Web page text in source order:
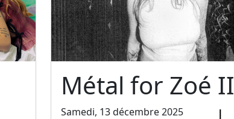
Métal for Zoé II
Samedi, 13 décembre 2025